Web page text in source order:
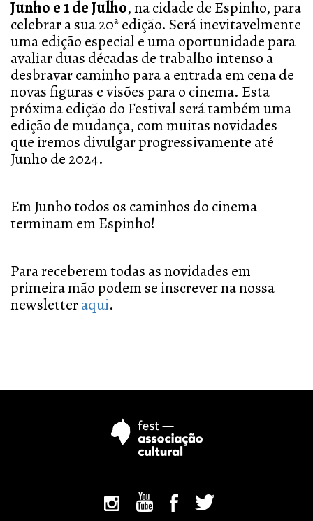
Junho e 1 de Julho, na cidade de Espinho, para
celebrar a sua 20ª edição. Será inevitavelmente
uma edição especial e uma oportunidade para
avaliar duas décadas de trabalho intenso a
desbravar caminho para a entrada em cena de
novas figuras e visões para o cinema. Esta
próxima edição do Festival será também uma
edição de mudança, com muitas novidades
que iremos divulgar progressivamente até
Junho de 2024.
Em Junho todos os caminhos do cinema
terminam em Espinho!
Para receberem todas as novidades em
primeira mão podem se inscrever na nossa
newsletteraqui.